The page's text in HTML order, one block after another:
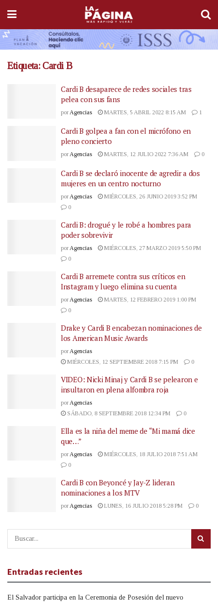
Etiqueta: Cardi B
Cardi B desaparece de redes sociales tras
pelea con sus fans
por Agencias MARTES, 5 ABRIL 2022 8:15 AM 1
Cardi B golpea a fan con el micrófono en
pleno concierto
porAgencias MARTES, 12 JULIO 2022 7:36 AM 0
Cardi B se declaró inocente de agredir a dos
mujeres en un centro nocturno
por Agencias
MIÉRCOLES, 26 JUNIO 2019 3:52 PM
0
Cardi B: drogué y le robé a hombres para
poder sobrevivir
por Agencias
MIÉRCOLES, 27 MARZO 2019 5:50 PM
0
Cardi B arremete contra sus críticos en
Instagram y luego elimina su cuenta
por Agencias
MARTES, 12 FEBRERO 2019 1:00 PM
0
Drake y Cardi B encabezan nominaciones de
los American Music Awards
por Agencias
MIÉRCOLES, 12 SEPTIEMBRE 2018 7:15 PM
0
VIDEO: Nicki Minaj y Cardi B se pelearon e
insultaron en plena alfombra roja
por Agencias
SÁBADO, 8 SEPTIEMBRE 2018 12:34 PM
0
Ella es la niña del meme de “Mi mamá dice
que…”
por Agencias
MIÉRCOLES, 18 JULIO 2018 7:51 AM
0
Cardi B con Beyoncé y Jay-Z lideran
nominaciones a los MTV
por Agencias LUNES, 16 JULIO 2018 5:28 PM 0
Entradas recientes
El Salvador participa en la Ceremonia de Posesión del nuevo